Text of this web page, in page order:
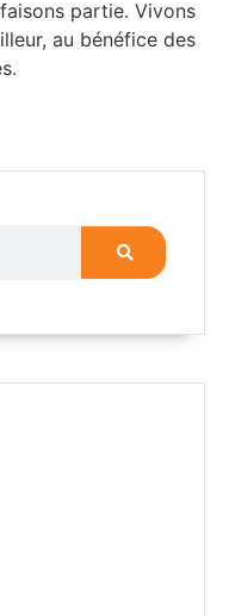
partie. Vivons
au bénéfice des